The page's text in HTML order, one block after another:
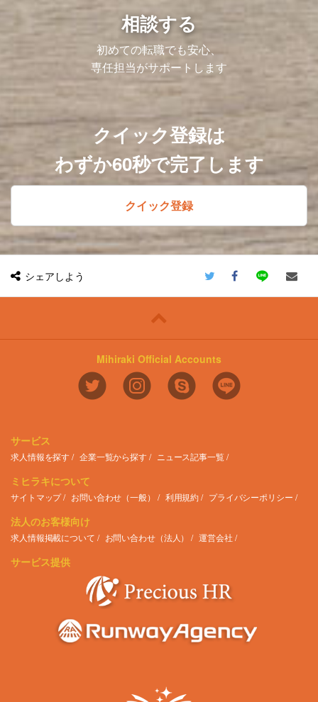
相談する
初めての転職でも安心、
専任担当がサポートします
クイック登録は
わずか60秒で完了します
クイック登録
シェアしよう
Mihiraki Official Accounts
サービス
求人情報を探す 企業一覧から探す ニュース記事一覧
ミヒラキについて
サイトマップ お問い合わせ（一般） 利用規約 プライバシーポリシー
法人のお客様向け
求人情報掲載について お問い合わせ（法人） 運営会社
サービス提供